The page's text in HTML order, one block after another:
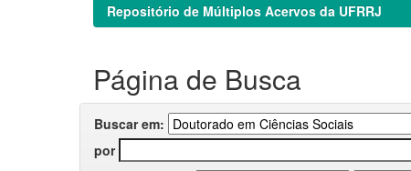
Repositório de Múltiplos Acervos da UFRRJ
Página de Busca
Buscar em:
por